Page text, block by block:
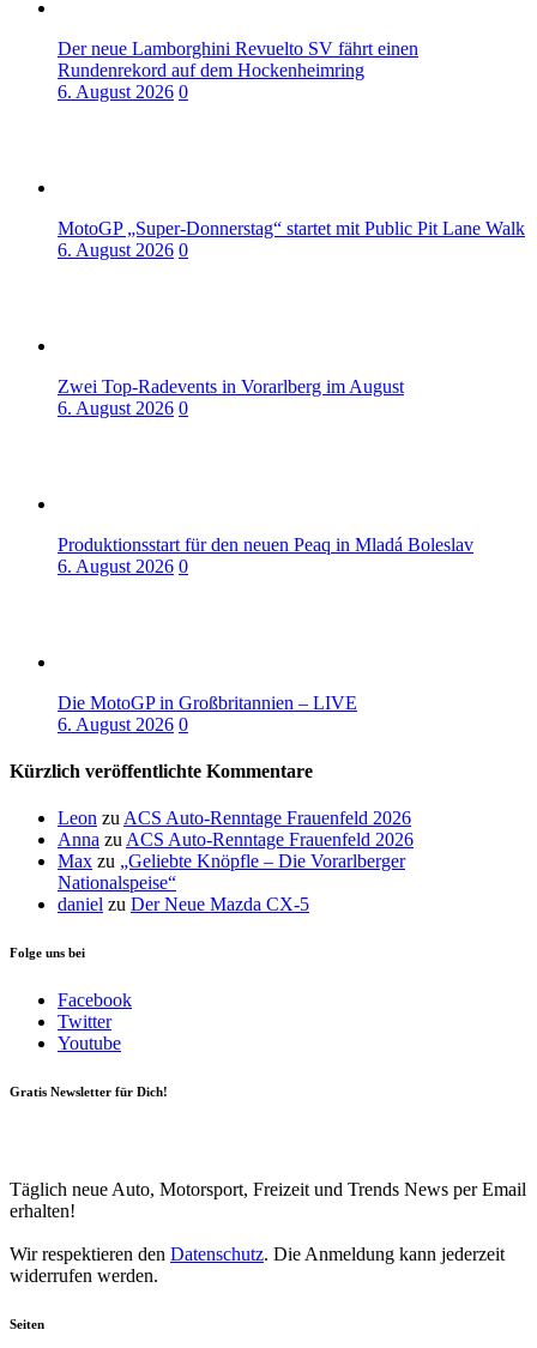
Der neue Lamborghini Revuelto SV fährt einen
Rundenrekord auf dem Hockenheimring
6. August 2026 0
MotoGP „Super-Donnerstag“ startet mit Public Pit Lane Walk
6. August 2026 0
Zwei Top-Radevents in Vorarlberg im August
6. August 2026 0
Produktionsstart für den neuen Peaq in Mladá Boleslav
6. August 2026 0
Die MotoGP in Großbritannien – LIVE
6. August 2026 0
Kürzlich veröffentlichte Kommentare
Leon zuACS Auto-Renntage Frauenfeld 2026
Anna zuACS Auto-Renntage Frauenfeld 2026
Max zu „Geliebte Knöpfle – Die Vorarlberger
Nationalspeise“
daniel zu Der Neue Mazda CX-5
Folge uns bei
Facebook
Twitter
Youtube
Gratis Newsletter für Dich!
Täglich neue Auto, Motorsport, Freizeit und Trends News per Email
erhalten!
Wir respektieren den Datenschutz. Die Anmeldung kann jederzeit
widerrufen werden.
Seiten